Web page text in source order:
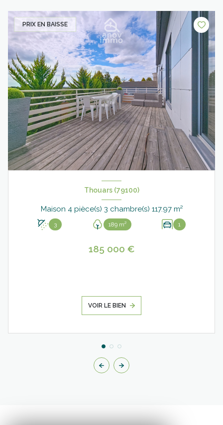
PRIX EN BAISSE
Thouars (79100)
Maison 4 pièce(s) 3 chambre(s) 117.97 m²
3 189 m² 1
185 000 €
VOIR LE BIEN